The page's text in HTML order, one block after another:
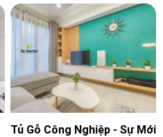
trọng, vừa gợi đến cảm giác thân
thiện và ấm áp, tô điểm không
gian thêm phần sinh động. Tuy
nhiên với sự đa dạng về mẫu mã,
kiểu dáng cũng như chất liệu
Tủ Gỗ Công Nghiệp - Sự Mới